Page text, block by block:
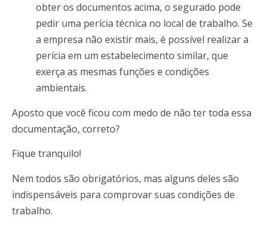
obter os documentos acima, o segurado pode
pedir uma perícia técnica no local de trabalho. Se
a empresa não existir mais, é possível realizar a
perícia em um estabelecimento similar, que
exerça as mesmas funções e condições
ambientais.
Aposto que você ficou com medo de não ter toda essa
documentação, correto?
Fique tranquilo!
Nem todos são obrigatórios, mas alguns deles são
indispensáveis para comprovar suas condições de
trabalho.